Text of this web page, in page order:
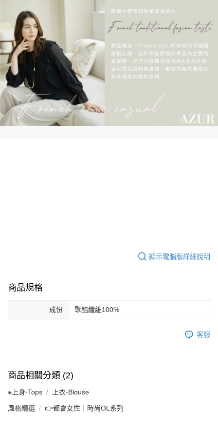
顯示電腦版詳細說明
商品規格
成份 聚酯纖維100℅
客服
商品相關分類 (2)
⁕上身-Tops 上衣-Blouse
風格精選 👉都會女性｜時尚OL系列